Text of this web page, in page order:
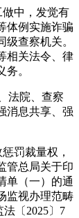
中，发觉有
体例实施诈骗
查察机关。
相关法令、律
。
法院、查察
消息共享、强
罚裁量权，
管总局关于印
单（一）的通
监视办理范畴
〔2025〕7